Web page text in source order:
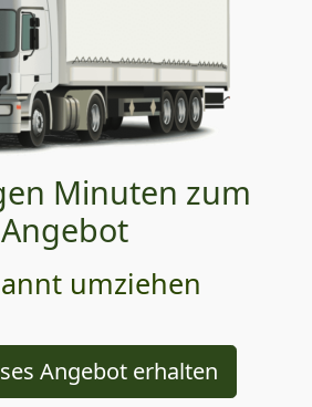
Minuten zum
Angebot
umziehen
Angebot erhalten